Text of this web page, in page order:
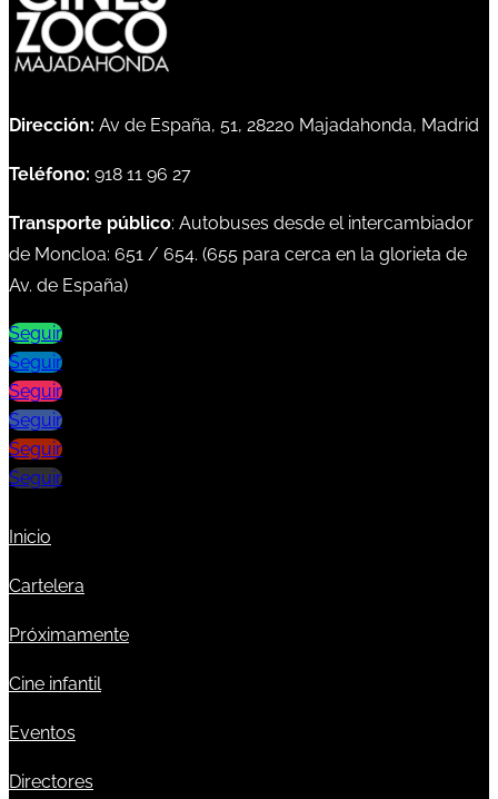
Dirección: Av de España, 51, 28220 Majadahonda, Madrid
Teléfono: 918 11 96 27
Transporte público: Autobuses desde el intercambiador
de Moncloa: 651 / 654. (655 para cerca en la glorieta de
Av. de España)
Seguir
Seguir
Seguir
Seguir
Seguir
Seguir
Inicio
Cartelera
Próximamente
Cine infantil
Eventos
Directores